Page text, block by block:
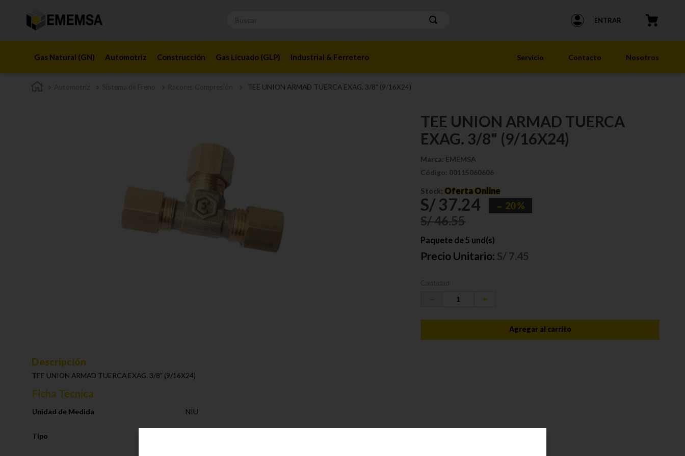
ENTRAR
Gas Natural (GN) Automotriz Construcción Gas Licuado (GLP) Industrial & Ferretero Servicio Contacto Nosotros
TEE UNION ARMAD TUERCA EXAG. 3/8" (9/16X24)
TEE UNION ARMAD TUERCA
EXAG. 3/8" (9/16X24)
Marca: EMEMSA
Código: 00115060606
Stock:Oferta Online
S/ 37.24 20 %
S/46.55
Paquete de 5 und(s)
Precio Unitario: S/ 7.45
＋
Agregar al carrito
Descripción
TEE UNION ARMAD TUERCA EXAG. 3/8" (9/16X24)
Ficha Técnica
Unidad de Medida NIU
Tipo